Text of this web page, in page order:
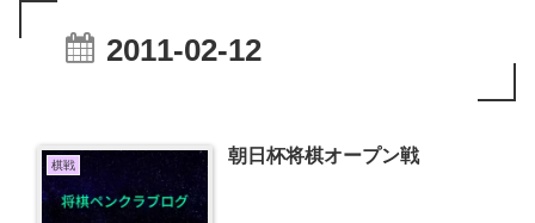
2011-02-12
棋戦 朝日杯将棋オープン戦